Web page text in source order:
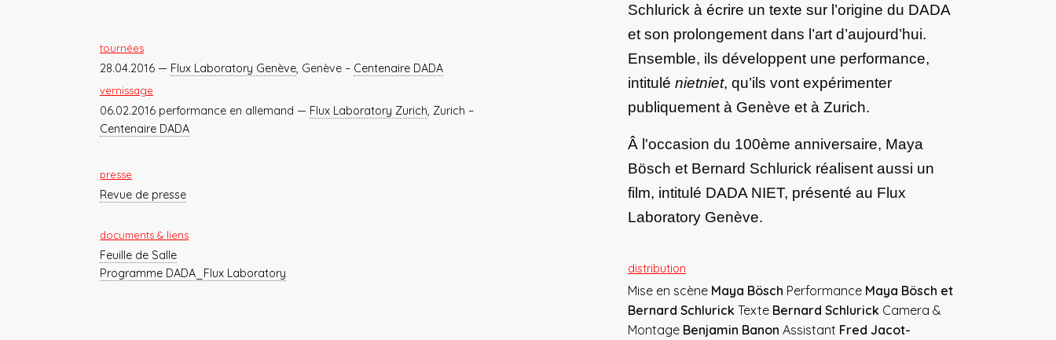
tournées
28.04.2016 — Flux Laboratory Genève, Genève – Centenaire DADA
vernissage
06.02.2016 performance en allemand — Flux Laboratory Zurich, Zurich –
Centenaire DADA
presse
Revue de presse
documents & liens
Feuille de Salle
Programme DADA_Flux Laboratory
Schlurick à écrire un texte sur l’origine du DADA
et son prolongement dans l’art d’aujourd’hui.
Ensemble, ils développent une performance,
intitulé nietniet, qu’ils vont expérimenter
publiquement à Genève et à Zurich.
Â l'occasion du 100ème anniversaire, Maya
Bösch et Bernard Schlurick réalisent aussi un
film, intitulé DADA NIET, présenté au Flux
Laboratory Genève.
distribution
Mise en scène Maya Bösch Performance Maya Bösch et
Bernard Schlurick Texte Bernard Schlurick Camera &
Montage Benjamin Banon Assistant Fred Jacot-